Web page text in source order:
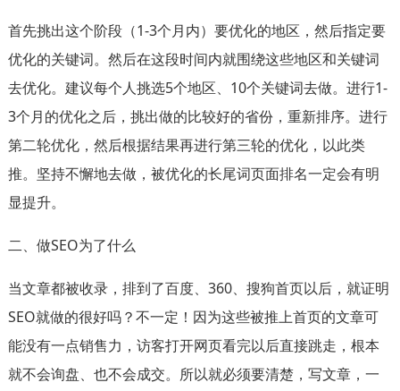
首先挑出这个阶段（1-3个月内）要优化的地区，然后指定要
优化的关键词。然后在这段时间内就围绕这些地区和关键词
去优化。建议每个人挑选5个地区、10个关键词去做。进行1-
3个月的优化之后，挑出做的比较好的省份，重新排序。进行
第二轮优化，然后根据结果再进行第三轮的优化，以此类
推。坚持不懈地去做，被优化的长尾词页面排名一定会有明
显提升。
二、做SEO为了什么
当文章都被收录，排到了百度、360、搜狗首页以后，就证明
SEO就做的很好吗？不一定！因为这些被推上首页的文章可
能没有一点销售力，访客打开网页看完以后直接跳走，根本
就不会询盘、也不会成交。所以就必须要清楚，写文章，一